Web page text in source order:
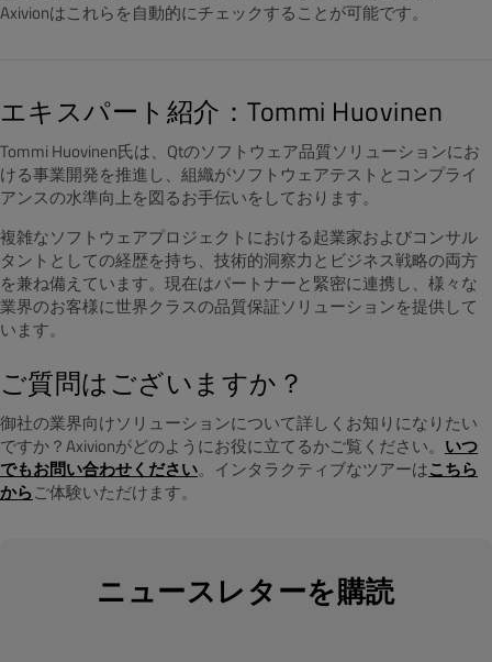
Axivionはこれらを自動的にチェックすることが可能です。
エキスパート紹介：Tommi Huovinen
Tommi Huovinen氏は、Qtのソフトウェア品質ソリューションにお
ける事業開発を推進し、組織がソフトウェアテストとコンプライ
アンスの水準向上を図るお手伝いをしております。
複雑なソフトウェアプロジェクトにおける起業家およびコンサル
タントとしての経歴を持ち、技術的洞察力とビジネス戦略の両方
を兼ね備えています。現在はパートナーと緊密に連携し、様々な
業界のお客様に世界クラスの品質保証ソリューションを提供して
います。
ご質問はございますか？
御社の業界向けソリューションについて詳しくお知りになりたい
ですか？Axivionがどのようにお役に立てるかご覧ください。 いつ
でもお問い合わせください。インタラクティブなツアーはこちら
からご体験いただけます。
ニュースレターを購読